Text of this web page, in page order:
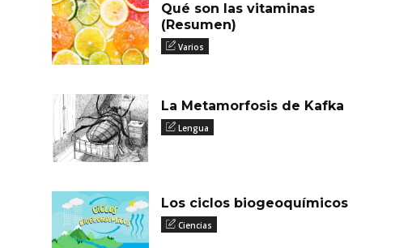
Qué son las vitaminas
(Resumen)
Varios
La Metamorfosis de Kafka
Lengua
Los ciclos biogeoquímicos
Ciencias